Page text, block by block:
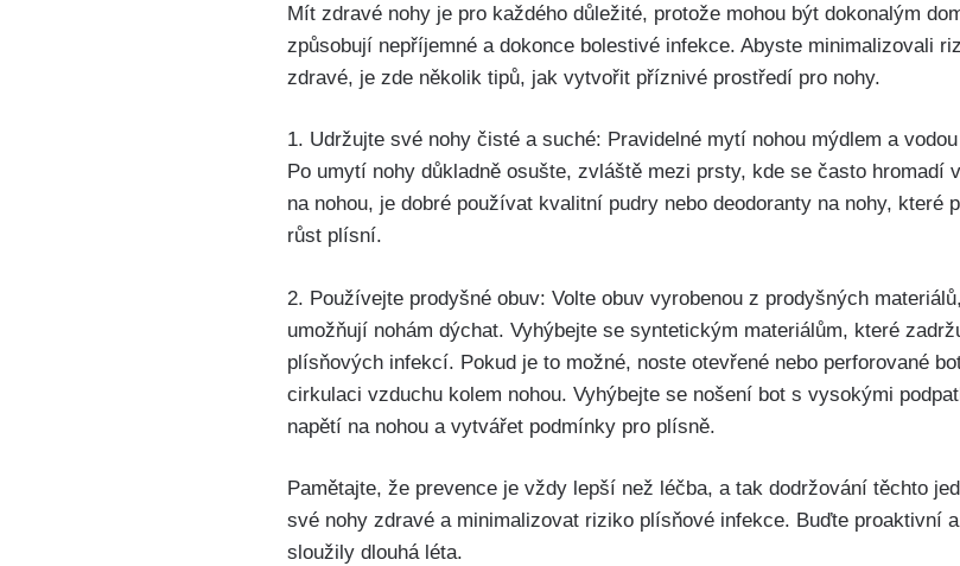
Mít ⁢zdravé nohy ‍je pro každého důležité, ⁢protože mohou ​být dokonalým
způsobují nepříjemné a ​dokonce bolestivé ​infekce. Abyste ​minimalizovali
zdravé, ⁣je zde ⁢několik tipů,⁣ jak‍ vytvořit příznivé prostředí‍ pro nohy.
1. ‌Udržujte své ⁢nohy ‌čisté‍ a⁤ suché: Pravidelné mytí nohou ⁢mýdlem a‍
Po umytí nohy důkladně osušte, ‍zvláště mezi ⁣prsty, ‌kde se‍ často hromadí
na nohou, je dobré ‍používat kvalitní pudry⁤ nebo⁣ deodoranty na nohy, ⁢které⁢
růst ‍plísní.
2.⁣ Používejte prodyšné​ obuv: ​Volte⁤ obuv vyrobenou z prodyšných
umožňují ​nohám dýchat. Vyhýbejte‍ se syntetickým‌ materiálům, ‌které
plísňových infekcí. Pokud je to možné, noste otevřené nebo perforované
cirkulaci vzduchu kolem ⁤nohou. Vyhýbejte ⁢se nošení bot s vysokými
napětí na nohou a vytvářet⁢ podmínky pro plísně.
Pamětajte, že prevence je vždy ‍lepší než léčba, a tak ⁢dodržování těchto
své nohy ⁣zdravé a ‍minimalizovat riziko⁤ plísňové infekce. Buďte proaktivní
sloužily dlouhá léta.